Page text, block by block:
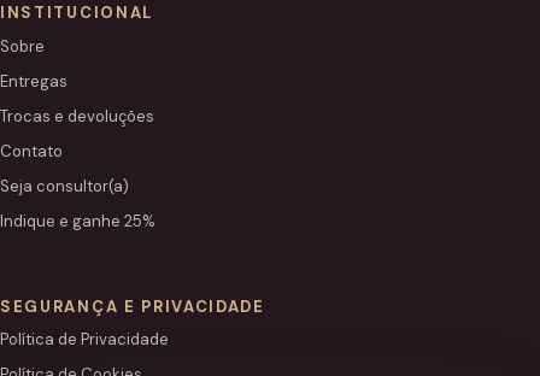
INSTITUCIONAL
Sobre
Entregas
Trocas e devoluções
Contato
Seja consultor(a)
Indique e ganhe 25%
SEGURANÇA E PRIVACIDADE
Política de Privacidade